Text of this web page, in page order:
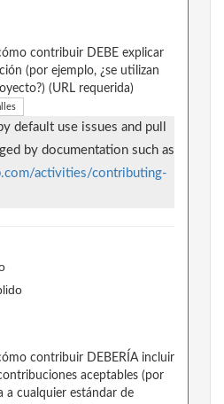
contribuir DEBE explicar
(por ejemplo, ¿se utilizan
(URL requerida)
default use issues and pull
by documentation such as
activities/contributing-
contribuir DEBERÍA incluir
aceptables (por
a cualquier estándar de